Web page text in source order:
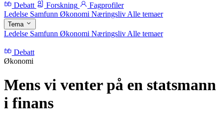
Debatt
Forskning
Fagprofiler
Ledelse Samfunn Økonomi Næringsliv Alle temaer
Tema
Ledelse Samfunn Økonomi Næringsliv Alle temaer
Debatt
Økonomi
Mens vi venter på en statsmann
i finans